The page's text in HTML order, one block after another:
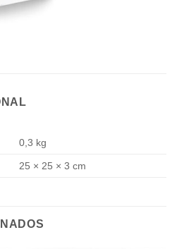
0,3 kg
25 × 25 × 3 cm